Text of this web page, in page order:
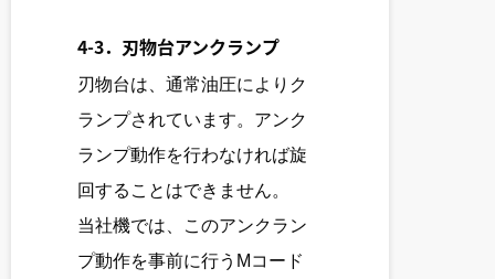
4-3．刃物台アンクランプ
刃物台は、通常油圧によりク
ランプされています。アンク
ランプ動作を行わなければ旋
回することはできません。
当社機では、このアンクラン
プ動作を事前に行うMコード